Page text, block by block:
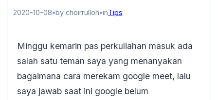
2020-10-08 by choirrulloh inTips
Minggu kemarin pas perkuliahan masuk ada
salah satu teman saya yang menanyakan
bagaimana cara merekam google meet, lalu
saya jawab saat ini google belum